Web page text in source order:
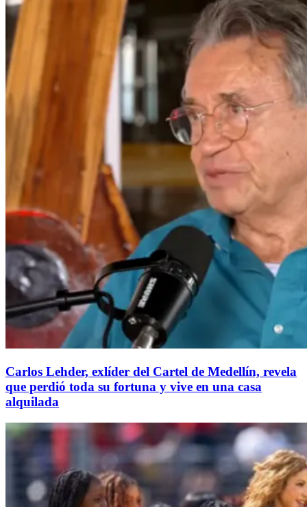
Carlos Lehder, exlíder del Cartel de Medellín, revela
que perdió toda su fortuna y vive en una casa
alquilada